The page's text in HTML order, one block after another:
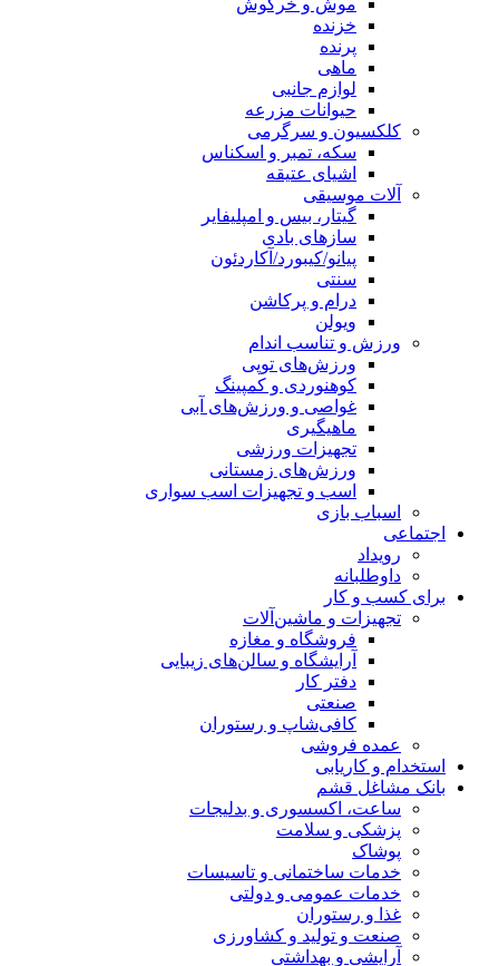
موش و خرگوش
خزنده
پرنده
ماهی
لوازم جانبی
حیوانات مزرعه
کلکسیون و سرگرمی
سکه، تمبر و اسکناس
اشیای عتیقه
آلات موسیقی
گیتار، بیس و امپلیفایر
سازهای بادی
پیانو/کیبورد/آکاردئون
سنتی
درام و پرکاشن
ویولن
ورزش و تناسب اندام
ورزش‌های توپی
کوهنوردی و کمپینگ
غواصی و ورزش‌های آبی
ماهیگیری
تجهیزات ورزشی
ورزش‌های زمستانی
اسب و تجهیزات اسب سواری
اسباب‌ بازی
اجتماعی
رویداد
داوطلبانه
برای کسب و کار
تجهیزات و ماشین‌آلات
فروشگاه و مغازه
آرایشگاه و سالن‌های زیبایی
دفتر کار
صنعتی
کافی‌شاپ و رستوران
عمده فروشی
استخدام و کاریابی
بانک مشاغل قشم
ساعت، اکسسوری و بدلیجات
پزشکی و سلامت
پوشاک
خدمات ساختمانی و تاسیسات
خدمات عمومی و دولتی
غذا و رستوران
صنعت و تولید و کشاورزی
آرایشی و بهداشتی